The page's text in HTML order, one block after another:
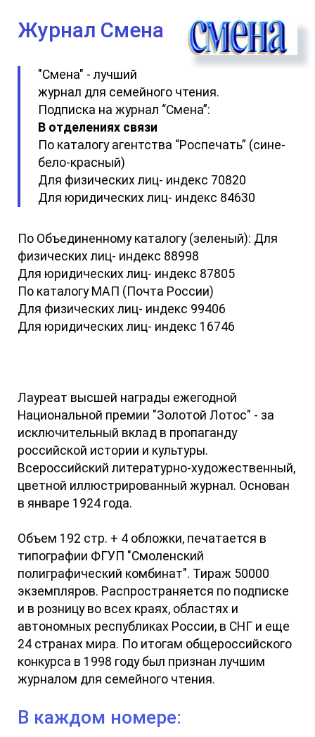
Журнал Смена
"Смена" - лучший
журнал для семейного чтения.
Подписка на журнал “Смена”:
В отделениях связи
По каталогу агентства “Роспечать” (сине-
бело-красный)
Для физических лиц- индекс 70820
Для юридических лиц- индекс 84630
По Объединенному каталогу (зеленый): Для
физических лиц- индекс 88998
Для юридических лиц- индекс 87805
По каталогу МАП (Почта России)
Для физических лиц- индекс 99406
Для юридических лиц- индекс 16746
Лауреат высшей награды ежегодной
Национальной премии "Золотой Лотос" - за
исключительный вклад в пропаганду
российской истории и культуры.
Всероссийский литературно-художественный,
цветной иллюстрированный журнал. Основан
в январе 1924 года.
Объем 192 стр. + 4 обложки, печатается в
типографии ФГУП "Смоленский
полиграфический комбинат". Тираж 50000
экземпляров. Распространяется по подписке
и в розницу во всех краях, областях и
автономных республиках России, в СНГ и еще
24 странах мира. По итогам общероссийского
конкурса в 1998 году был признан лучшим
журналом для семейного чтения.
В каждом номере: